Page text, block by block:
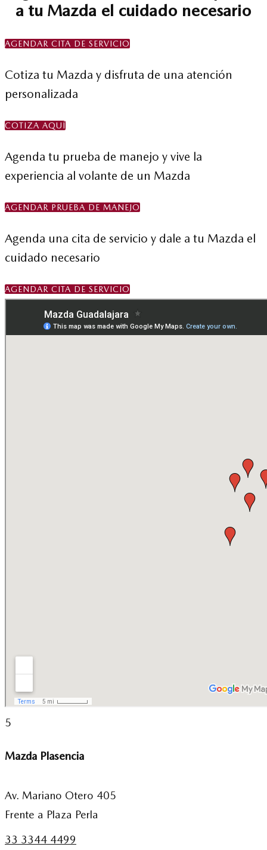
a tu Mazda el cuidado necesario
AGENDAR CITA DE SERVICIO
Cotiza tu Mazda y disfruta de una atención
personalizada
COTIZA AQUÍ
Agenda tu prueba de manejo y vive la
experiencia al volante de un Mazda
AGENDAR PRUEBA DE MANEJO
Agenda una cita de servicio y dale a tu Mazda el
cuidado necesario
AGENDAR CITA DE SERVICIO
5
Mazda Plasencia
Av. Mariano Otero 405
Frente a Plaza Perla
33 3344 4499